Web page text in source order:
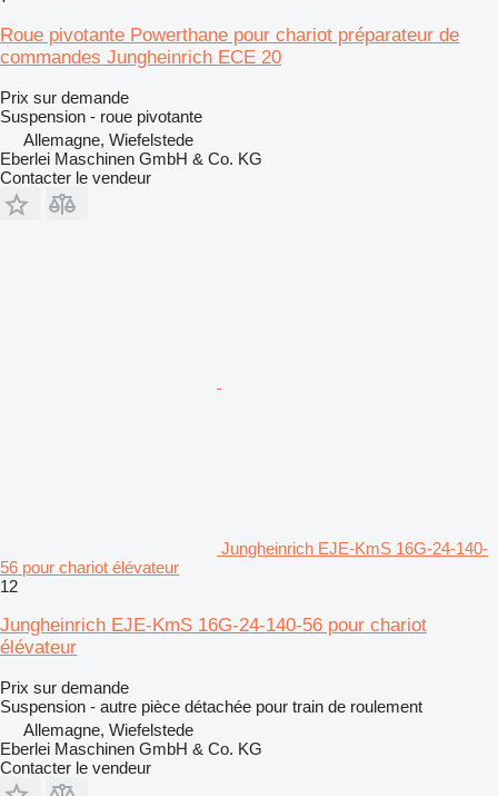
Roue pivotante Powerthane pour chariot préparateur de
commandes Jungheinrich ECE 20
Prix sur demande
Suspension - roue pivotante
Allemagne, Wiefelstede
Eberlei Maschinen GmbH & Co. KG
Contacter le vendeur
Jungheinrich EJE-KmS 16G-24-140-
56 pour chariot élévateur
12
Jungheinrich EJE-KmS 16G-24-140-56 pour chariot
élévateur
Prix sur demande
Suspension - autre pièce détachée pour train de roulement
Allemagne, Wiefelstede
Eberlei Maschinen GmbH & Co. KG
Contacter le vendeur